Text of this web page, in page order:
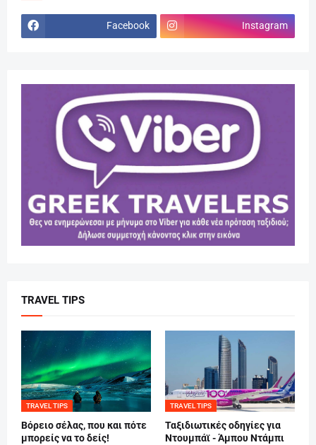
Facebook Instagram
TRAVEL TIPS
TRAVEL TIPS
Βόρειο σέλας, που και πότε
μπορείς να το δείς!
TRAVEL TIPS
Ταξιδιωτικές οδηγίες για
Ντουμπάϊ - Άμπου Ντάμπι